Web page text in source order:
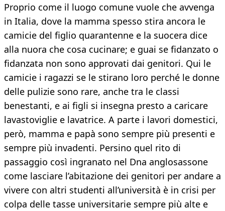
Proprio come il luogo comune vuole che avvenga
in Italia, dove la mamma spesso stira ancora le
camicie del figlio quarantenne e la suocera dice
alla nuora che cosa cucinare; e guai se fidanzato o
fidanzata non sono approvati dai genitori. Qui le
camicie i ragazzi se le stirano loro perché le donne
delle pulizie sono rare, anche tra le classi
benestanti, e ai figli si insegna presto a caricare
lavastoviglie e lavatrice. A parte i lavori domestici,
però, mamma e papà sono sempre più presenti e
sempre più invadenti. Persino quel rito di
passaggio così ingranato nel Dna anglosassone
come lasciare l’abitazione dei genitori per andare a
vivere con altri studenti all’università è in crisi per
colpa delle tasse universitarie sempre più alte e